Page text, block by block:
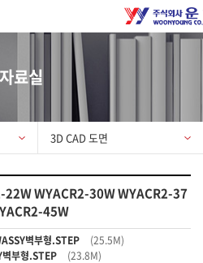
자료실
3D CAD 도면
WYACR2-30W WYACR2-37
45W
벽부형.STEP (25.5M)
부형.STEP (23.8M)